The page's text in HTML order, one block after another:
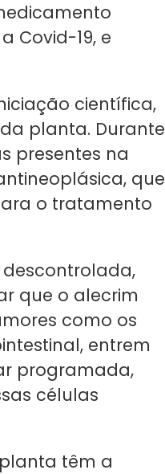
Covid-19, e
científica,
planta. Durante
presentes na
que
o tratamento
que o alecrim
como os
entrem
programada,
células
têm a